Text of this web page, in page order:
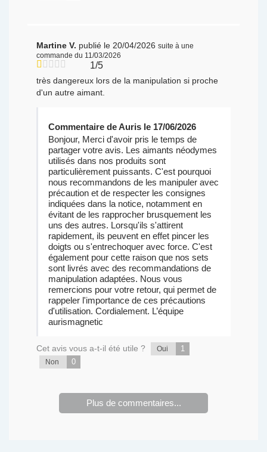
Martine V. publié le 20/04/2026 suite à une
commande du 11/03/2026
1/5
très dangereux lors de la manipulation si proche
d'un autre aimant.
Commentaire de Auris le 17/06/2026
Bonjour, Merci d'avoir pris le temps de
partager votre avis. Les aimants néodymes
utilisés dans nos produits sont
particulièrement puissants. C'est pourquoi
nous recommandons de les manipuler avec
précaution et de respecter les consignes
indiquées dans la notice, notamment en
évitant de les rapprocher brusquement les
uns des autres. Lorsqu'ils s'attirent
rapidement, ils peuvent en effet pincer les
doigts ou s'entrechoquer avec force. C'est
également pour cette raison que nos sets
sont livrés avec des recommandations de
manipulation adaptées. Nous vous
remercions pour votre retour, qui permet de
rappeler l'importance de ces précautions
d'utilisation. Cordialement. L’équipe
aurismagnetic
Cet avis vous a-t-il été utile ? Oui 1
Non 0
Plus de commentaires...